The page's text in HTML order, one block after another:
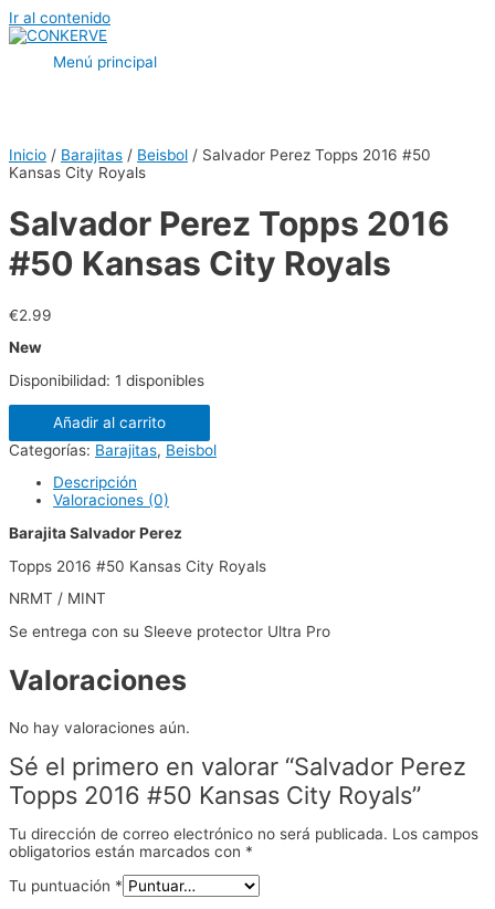
Ir al contenido
Menú principal
Inicio / Barajitas / Beisbol / Salvador Perez Topps 2016 #50
Kansas City Royals
Salvador Perez Topps 2016
#50 Kansas City Royals
€2.99
New
Disponibilidad: 1 disponibles
Añadir al carrito
Categorías: Barajitas, Beisbol
Descripción
Valoraciones (0)
Barajita Salvador Perez
Topps 2016 #50 Kansas City Royals
NRMT / MINT
Se entrega con su Sleeve protector Ultra Pro
Valoraciones
No hay valoraciones aún.
Sé el primero en valorar “Salvador Perez
Topps 2016 #50 Kansas City Royals”
Tu dirección de correo electrónico no será publicada. Los campos
obligatorios están marcados con *
Tu puntuación *